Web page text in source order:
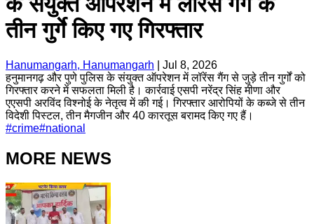
तीन गुर्गे किए गए गिरफ्तार
Hanumangarh, Hanumangarh
Jul 8, 2026
हनुमानगढ़ और पुणे पुलिस के संयुक्त ऑपरेशन में लॉरेंस गैंग से जुड़े तीन गुर्गों को
गिरफ्तार करने में सफलता मिली है। कार्रवाई एसपी नरेंद्र सिंह मीणा और
एएसपी अरविंद विश्नोई के नेतृत्व में की गई। गिरफ्तार आरोपियों के कब्जे से तीन
विदेशी पिस्टल, तीन मैगजीन और 40 कारतूस बरामद किए गए हैं।
#crime#national
MORE NEWS